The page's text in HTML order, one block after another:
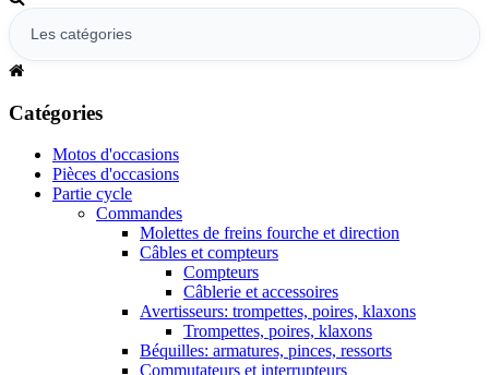
Catégories
Motos d'occasions
Pièces d'occasions
Partie cycle
Commandes
Molettes de freins fourche et direction
Câbles et compteurs
Compteurs
Câblerie et accessoires
Avertisseurs: trompettes, poires, klaxons
Trompettes, poires, klaxons
Béquilles: armatures, pinces, ressorts
Commutateurs et interrupteurs